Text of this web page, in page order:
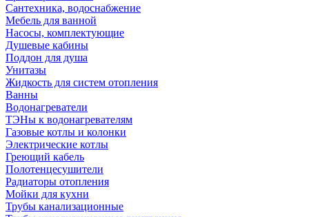
Сантехника, водоснабжение
Мебель для ванной
Насосы, комплектующие
Душевые кабины
Поддон для душа
Унитазы
Жидкость для систем отопления
Ванны
Водонагреватели
ТЭНы к водонагревателям
Газовые котлы и колонки
Электрические котлы
Греющий кабель
Полотенцесушители
Радиаторы отопления
Мойки для кухни
Трубы канализационные